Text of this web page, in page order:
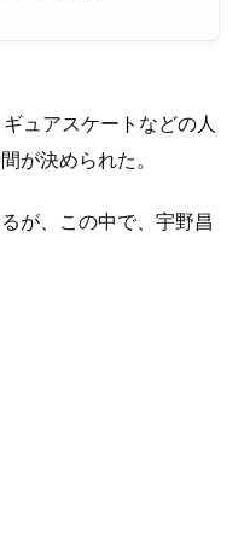
ュアスケートなどの人
が決められた。
が、この中で、宇野昌